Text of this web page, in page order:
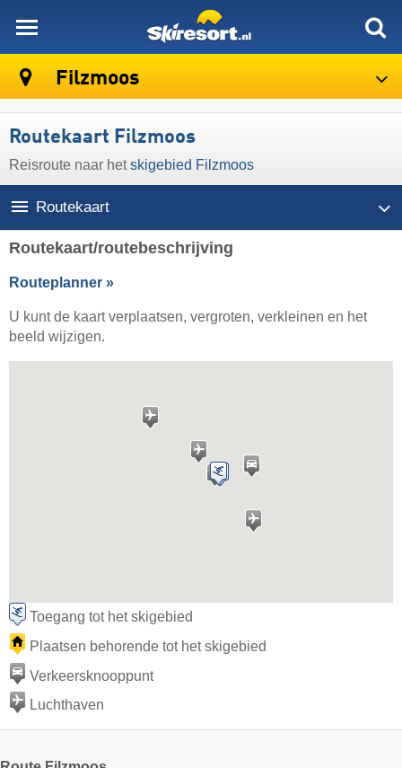
Filzmoos
Routekaart Filzmoos
Reisroute naar hetskigebied Filzmoos
Routekaart
Routekaart/routebeschrijving
Routeplanner »
U kunt de kaart verplaatsen, vergroten, verkleinen en het
beeld wijzigen.
Toegang tot het skigebied
Plaatsen behorende tot het skigebied
Verkeersknooppunt
Luchthaven